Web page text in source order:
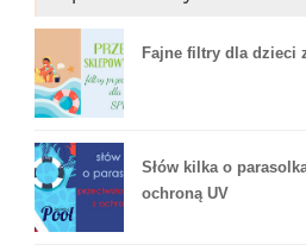
Fajne filtry dla dzieci
Słów kilka o
ochroną UV